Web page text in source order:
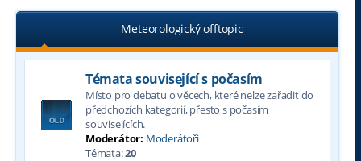
Meteorologický offtopic
Témata související s počasím
Místo pro debatu o věcech, které nelze zařadit do
předchozích kategorií, přesto s počasím
souvisejících.
Moderátor: Moderátoři
Témata:20